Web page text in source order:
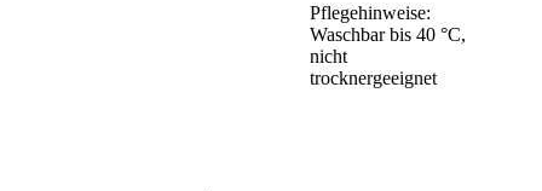
Pflegehinweise:
Waschbar bis 40 °C,
nicht
trocknergeeignet